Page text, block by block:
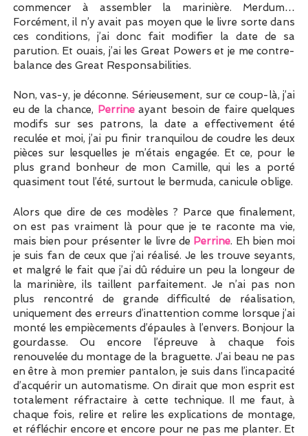
commencer à assembler la marinière. Merdum…
Forcément, il n’y avait pas moyen que le livre sorte dans
ces conditions, j’ai donc fait modifier la date de sa
parution. Et ouais, j’ai les Great Powers et je me contre-
balance des Great Responsabilities.
Non, vas-y, je déconne. Sérieusement, sur ce coup-là, j’ai
eu de la chance, Perrine ayant besoin de faire quelques
modifs sur ses patrons, la date a effectivement été
reculée et moi, j’ai pu finir tranquilou de coudre les deux
pièces sur lesquelles je m’étais engagée. Et ce, pour le
plus grand bonheur de mon Camille, qui les a porté
quasiment tout l’été, surtout le bermuda, canicule oblige.
Alors que dire de ces modèles ? Parce que finalement,
on est pas vraiment là pour que je te raconte ma vie,
mais bien pour présenter le livre de Perrine. Eh bien moi
je suis fan de ceux que j’ai réalisé. Je les trouve seyants,
et malgré le fait que j’ai dû réduire un peu la longeur de
la marinière, ils taillent parfaitement. Je n’ai pas non
plus rencontré de grande difficulté de réalisation,
uniquement des erreurs d’inattention comme lorsque j’ai
monté les empiècements d’épaules à l’envers. Bonjour la
gourdasse. Ou encore l’épreuve à chaque fois
renouvelée du montage de la braguette. J’ai beau ne pas
en être à mon premier pantalon, je suis dans l’incapacité
d’acquérir un automatisme. On dirait que mon esprit est
totalement réfractaire à cette technique. Il me faut, à
chaque fois, relire et relire les explications de montage,
et réfléchir encore et encore pour ne pas me planter. Et